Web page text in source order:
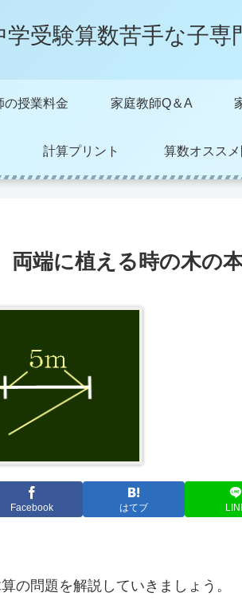
学受験算数苦手な子
の授業料金 家庭教師Q＆A
計算プリント 算数オスス
端に植える時の木の
Facebook はてブ
の問題を解説していきましょう。